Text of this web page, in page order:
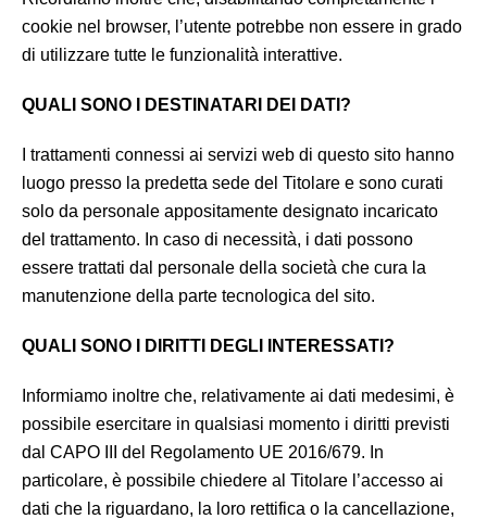
cookie nel browser, l’utente potrebbe non essere in grado
di utilizzare tutte le funzionalità interattive.
QUALI SONO I DESTINATARI DEI DATI?
I trattamenti connessi ai servizi web di questo sito hanno
luogo presso la predetta sede del Titolare e sono curati
solo da personale appositamente designato incaricato
del trattamento. In caso di necessità, i dati possono
essere trattati dal personale della società che cura la
manutenzione della parte tecnologica del sito.
QUALI SONO I DIRITTI DEGLI INTERESSATI?
Informiamo inoltre che, relativamente ai dati medesimi, è
possibile esercitare in qualsiasi momento i diritti previsti
dal CAPO III del Regolamento UE 2016/679. In
particolare, è possibile chiedere al Titolare l’accesso ai
dati che la riguardano, la loro rettifica o la cancellazione,